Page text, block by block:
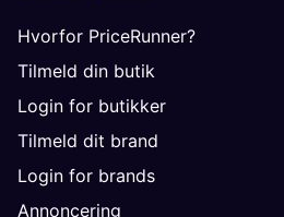
Hvorfor PriceRunner?
Tilmeld din butik
Login for butikker
Tilmeld dit brand
Login for brands
Annoncering